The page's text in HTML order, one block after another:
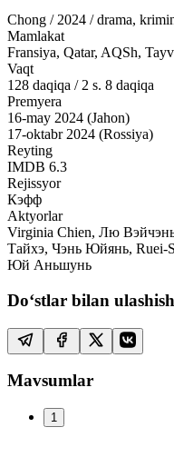
Chong / 2024 / drama,
Mamlakat
Fransiya, Qatar, AQSh,
Vaqt
128 daqiqa / 2 s. 8 daqiqa
Premyera
16-may 2024 (Jahon)
17-oktabr 2024 (Rossiya)
Reyting
IMDB 6.3
Rejissyor
Кэфф
Aktyorlar
Virginia Chien, Лю
Тайхэ, Чэнь Юйянь,
Юй Аньшунь
Do‘stlar bilan
Mavsumlar
1